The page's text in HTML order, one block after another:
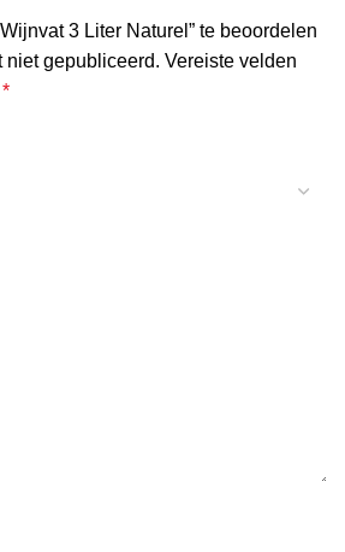
3 Liter Naturel” te beoordelen
niet gepubliceerd. Vereiste velden
*